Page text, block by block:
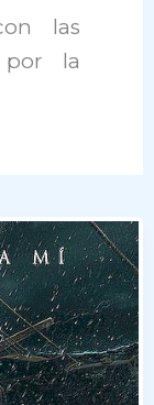
las
por la